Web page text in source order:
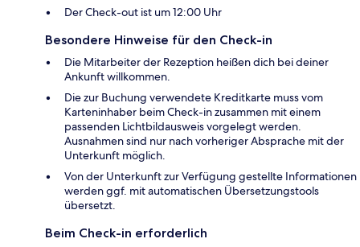
Der Check-out ist um 12:00 Uhr
Besondere Hinweise für den Check-in
Die Mitarbeiter der Rezeption heißen dich bei deiner
Ankunft willkommen.
Die zur Buchung verwendete Kreditkarte muss vom
Karteninhaber beim Check-in zusammen mit einem
passenden Lichtbildausweis vorgelegt werden.
Ausnahmen sind nur nach vorheriger Absprache mit der
Unterkunft möglich.
Von der Unterkunft zur Verfügung gestellte Informationen
werden ggf. mit automatischen Übersetzungstools
übersetzt.
Beim Check-in erforderlich